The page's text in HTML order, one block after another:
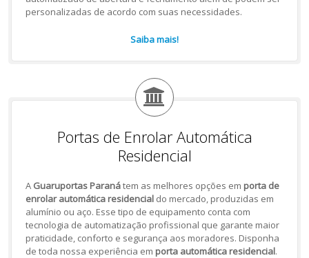
personalizadas de acordo com suas necessidades.
Saiba mais!
Portas de Enrolar Automática
Residencial
A Guaruportas Paranátem as melhores opções em porta de
enrolar automática residencialdo mercado, produzidas em
alumínio ou aço. Esse tipo de equipamento conta com
tecnologia de automatização profissional que garante maior
praticidade, conforto e segurança aos moradores. Disponha
de toda nossa experiência em porta automática residencial.